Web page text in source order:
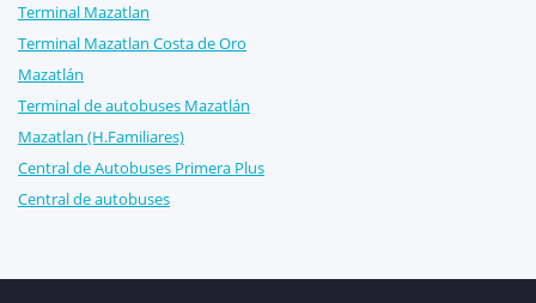
Terminal Mazatlan
Terminal Mazatlan Costa de Oro
Mazatlán
Terminal de autobuses Mazatlán
Mazatlan (H.Familiares)
Central de Autobuses Primera Plus
Central de autobuses